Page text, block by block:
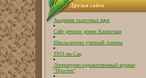
Друзья сайта
Академия сказочных наук
Сайт детских домов Казахстана
Школа-портал учителей Алматы
ТЮЗ им.Сац
Литературно-художественный журнал
"Простор"